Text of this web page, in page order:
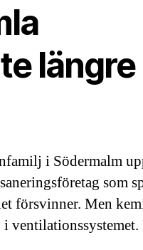
längre
i Södermalm
som
försvinner. Men
ventilationssystemet.